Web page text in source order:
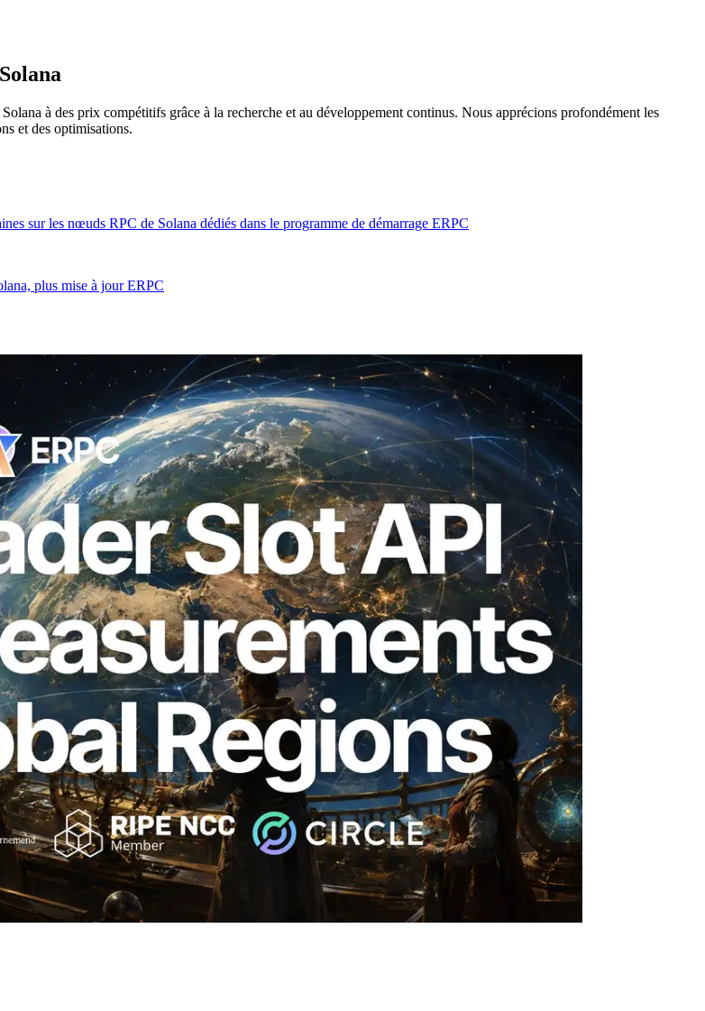
à des prix compétitifs grâce à la recherche et au développement continus. Nous apprécions profondément les
et des optimisations.
sur les nœuds RPC de Solana dédiés dans le programme de démarrage ERPC
plus mise à jour ERPC